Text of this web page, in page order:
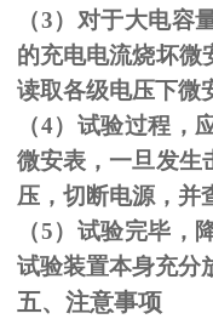
（3）对于大电容
的充电电流烧坏微
读取各级电压下微
（4）试验过程，
微安表，一旦发生
压，切断电源，并
（5）试验完毕，
试验装置本身充分
五、注意事项